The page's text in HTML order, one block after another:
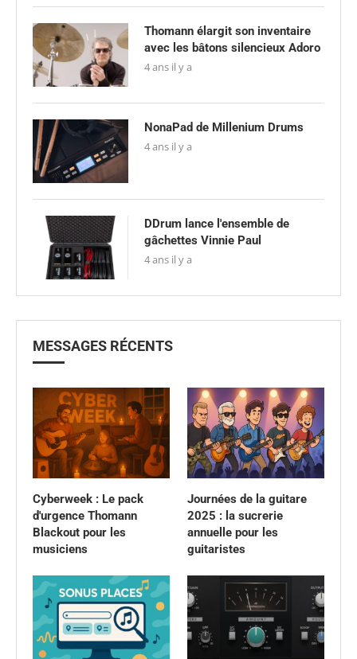
Thomann élargit son inventaire
avec les bâtons silencieux Adoro
4 ans il y a
NonaPad de Millenium Drums
4 ans il y a
DDrum lance l'ensemble de
gâchettes Vinnie Paul
4 ans il y a
MESSAGES RÉCENTS
Cyberweek : Le pack
d'urgence Thomann
Blackout pour les
musiciens
Journées de la guitare
2025 : la sucrerie
annuelle pour les
guitaristes